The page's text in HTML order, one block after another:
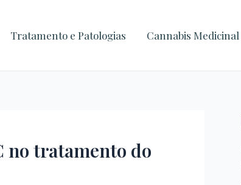
Tratamento e Patologias Cannabis Medicinal
no tratamento do